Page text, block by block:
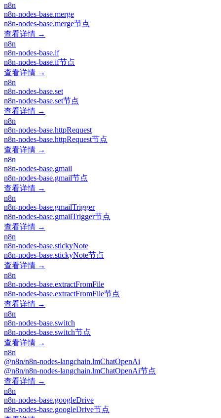
n8n
n8n-nodes-base.merge
n8n-nodes-base.merge节点
查看详情 →
n8n
n8n-nodes-base.if
n8n-nodes-base.if节点
查看详情 →
n8n
n8n-nodes-base.set
n8n-nodes-base.set节点
查看详情 →
n8n
n8n-nodes-base.httpRequest
n8n-nodes-base.httpRequest节点
查看详情 →
n8n
n8n-nodes-base.gmail
n8n-nodes-base.gmail节点
查看详情 →
n8n
n8n-nodes-base.gmailTrigger
n8n-nodes-base.gmailTrigger节点
查看详情 →
n8n
n8n-nodes-base.stickyNote
n8n-nodes-base.stickyNote节点
查看详情 →
n8n
n8n-nodes-base.extractFromFile
n8n-nodes-base.extractFromFile节点
查看详情 →
n8n
n8n-nodes-base.switch
n8n-nodes-base.switch节点
查看详情 →
n8n
@n8n/n8n-nodes-langchain.lmChatOpenAi
@n8n/n8n-nodes-langchain.lmChatOpenAi节点
查看详情 →
n8n
n8n-nodes-base.googleDrive
n8n-nodes-base.googleDrive节点